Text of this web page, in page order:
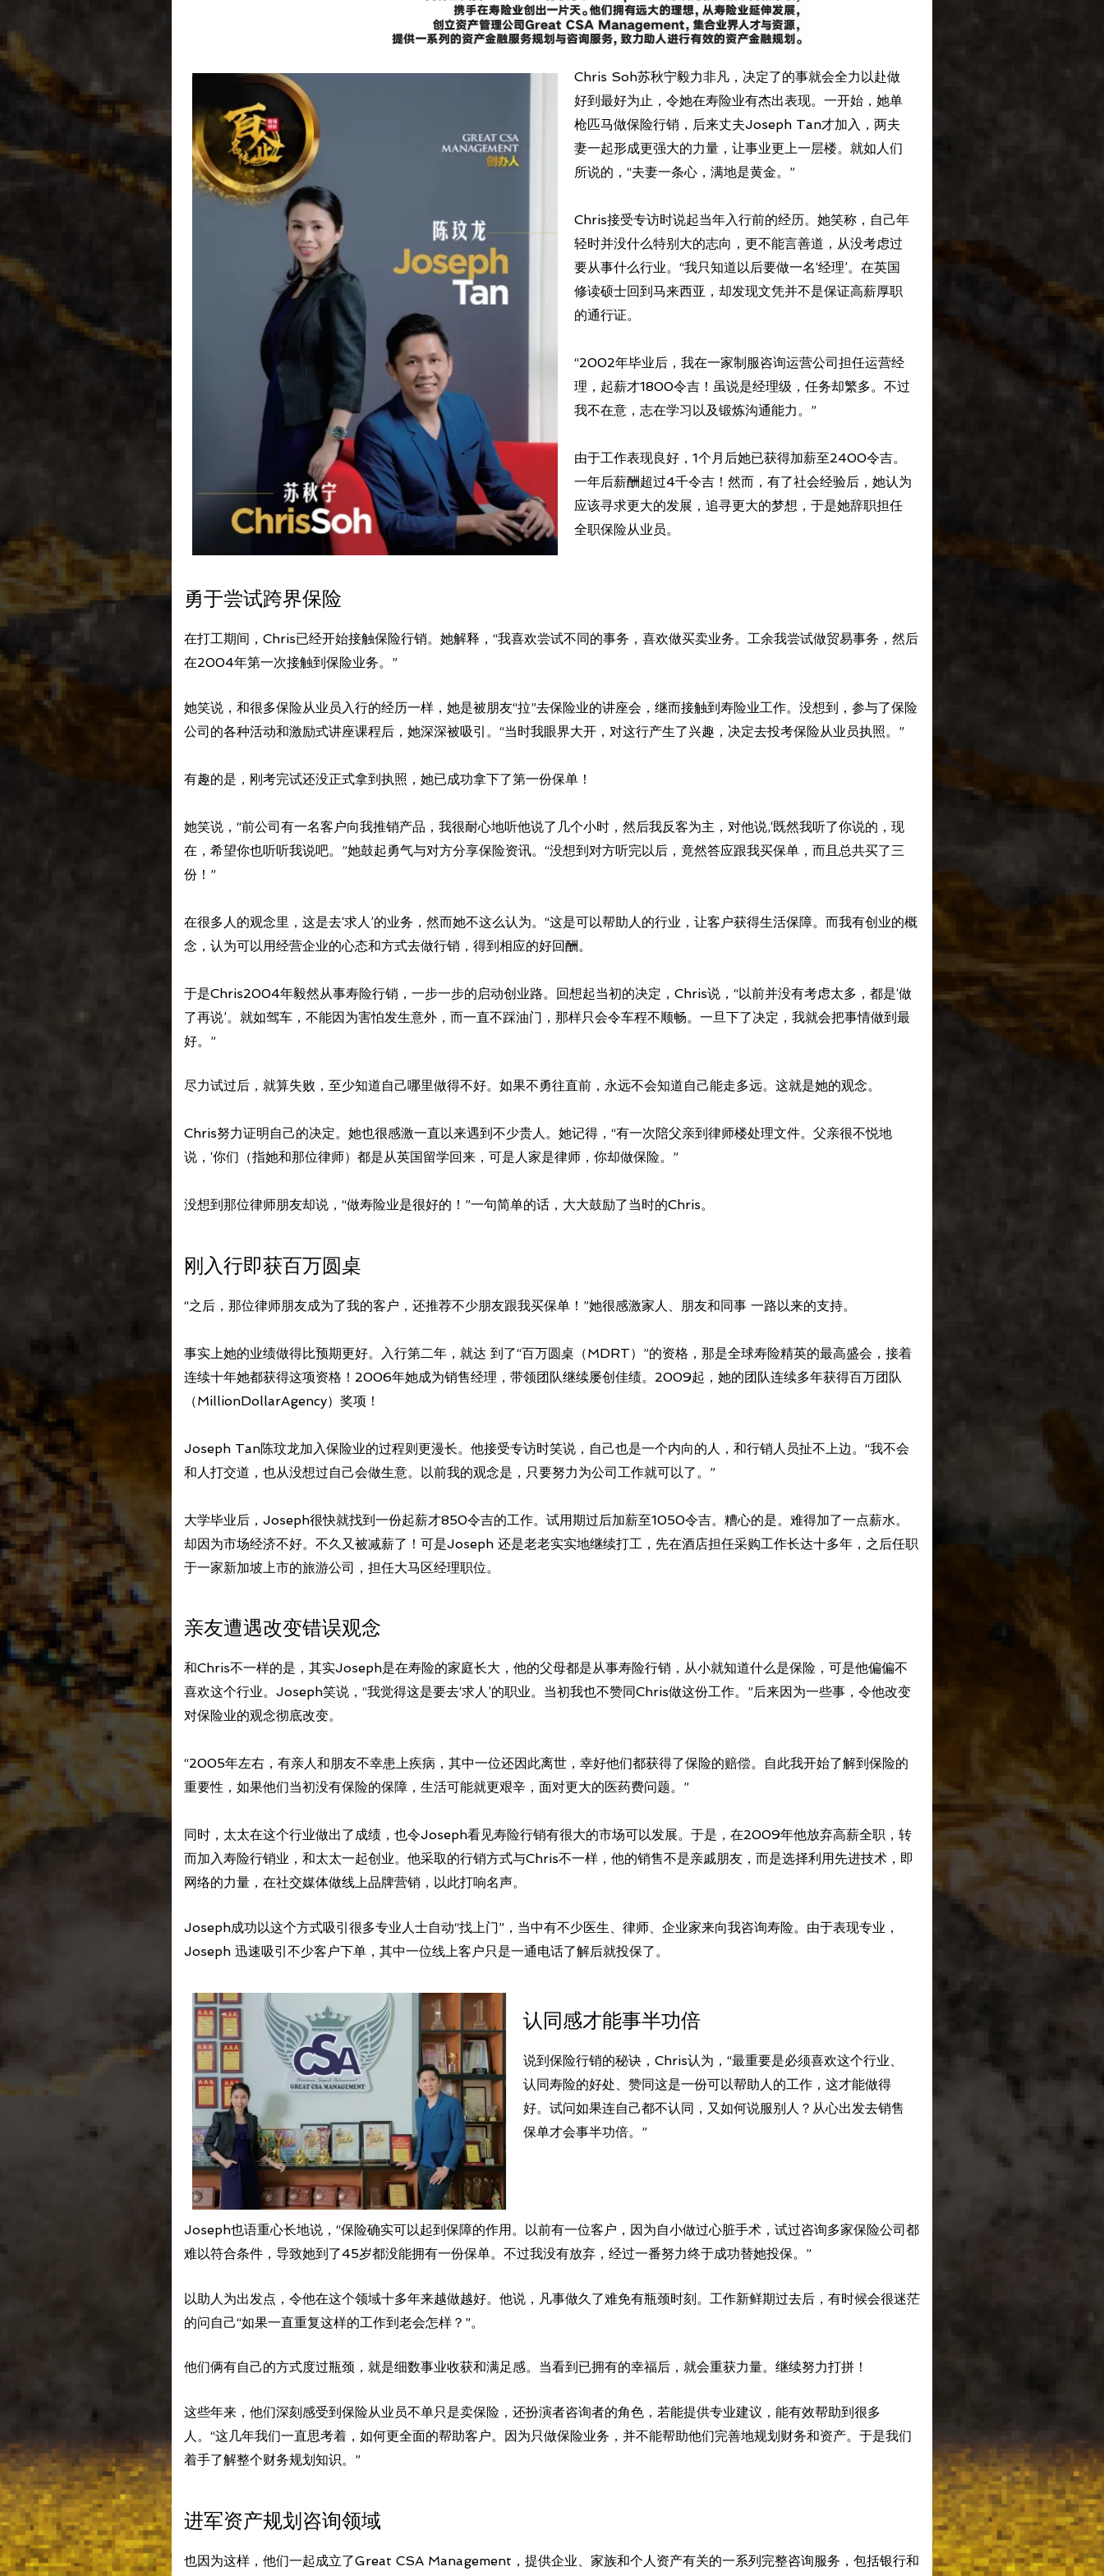
Chris Soh苏秋宁毅力非凡，决定了的事就会全力以赴做
好到最好为止，令她在寿险业有杰出表现。一开始，她单
枪匹马做保险行销，后来丈夫Joseph Tan才加入，两夫
妻一起形成更强大的力量，让事业更上一层楼。就如人们
所说的，“夫妻一条心，满地是黄金。”
Chris接受专访时说起当年入行前的经历。她笑称，自己年
轻时并没什么特别大的志向，更不能言善道，从没考虑过
要从事什么行业。“我只知道以后要做一名‘经理’。在英国
修读硕士回到马来西亚，却发现文凭并不是保证高薪厚职
的通行证。
“2002年毕业后，我在一家制服咨询运营公司担任运营经
理，起薪才1800令吉！虽说是经理级，任务却繁多。不过
我不在意，志在学习以及锻炼沟通能力。”
由于工作表现良好，1个月后她已获得加薪至2400令吉。
一年后薪酬超过4千令吉！然而，有了社会经验后，她认为
应该寻求更大的发展，追寻更大的梦想，于是她辞职担任
全职保险从业员。
勇于尝试跨界保险
在打工期间，Chris已经开始接触保险行销。她解释，“我喜欢尝试不同的事务，喜欢做买卖业务。工余我尝试做贸易事务，然后
在2004年第一次接触到保险业务。”
她笑说，和很多保险从业员入行的经历一样，她是被朋友“拉”去保险业的讲座会，继而接触到寿险业工作。没想到，参与了保险
公司的各种活动和激励式讲座课程后，她深深被吸引。“当时我眼界大开，对这行产生了兴趣，决定去投考保险从业员执照。”
有趣的是，刚考完试还没正式拿到执照，她已成功拿下了第一份保单！
她笑说，“前公司有一名客户向我推销产品，我很耐心地听他说了几个小时，然后我反客为主，对他说,‘既然我听了你说的，现
在，希望你也听听我说吧。”她鼓起勇气与对方分享保险资讯。“没想到对方听完以后，竟然答应跟我买保单，而且总共买了三
份！”
在很多人的观念里，这是去‘求人’的业务，然而她不这么认为。“这是可以帮助人的行业，让客户获得生活保障。而我有创业的概
念，认为可以用经营企业的心态和方式去做行销，得到相应的好回酬。
于是Chris2004年毅然从事寿险行销，一步一步的启动创业路。回想起当初的决定，Chris说，“以前并没有考虑太多，都是‘做
了再说’。就如驾车，不能因为害怕发生意外，而一直不踩油门，那样只会令车程不顺畅。一旦下了决定，我就会把事情做到最
好。”
尽力试过后，就算失败，至少知道自己哪里做得不好。如果不勇往直前，永远不会知道自己能走多远。这就是她的观念。
Chris努力证明自己的决定。她也很感激一直以来遇到不少贵人。她记得，“有一次陪父亲到律师楼处理文件。父亲很不悦地
说，‘你们（指她和那位律师）都是从英国留学回来，可是人家是律师，你却做保险。”
没想到那位律师朋友却说，“做寿险业是很好的！”一句简单的话，大大鼓励了当时的Chris。
刚入行即获百万圆桌
“之后，那位律师朋友成为了我的客户，还推荐不少朋友跟我买保单！”她很感激家人、朋友和同事 一路以来的支持。
事实上她的业绩做得比预期更好。入行第二年，就达 到了“百万圆桌（MDRT）”的资格，那是全球寿险精英的最高盛会，接着
连续十年她都获得这项资格！2006年她成为销售经理，带领团队继续屡创佳绩。2009起，她的团队连续多年获得百万团队
（MillionDollarAgency）奖项！
Joseph Tan陈玟龙加入保险业的过程则更漫长。他接受专访时笑说，自己也是一个内向的人，和行销人员扯不上边。“我不会
和人打交道，也从没想过自己会做生意。以前我的观念是，只要努力为公司工作就可以了。”
大学毕业后，Joseph很快就找到一份起薪才850令吉的工作。试用期过后加薪至1050令吉。糟心的是。难得加了一点薪水。
却因为市场经济不好。不久又被减薪了！可是Joseph 还是老老实实地继续打工，先在酒店担任采购工作长达十多年，之后任职
于一家新加坡上市的旅游公司，担任大马区经理职位。
亲友遭遇改变错误观念
和Chris不一样的是，其实Joseph是在寿险的家庭长大，他的父母都是从事寿险行销，从小就知道什么是保险，可是他偏偏不
喜欢这个行业。Joseph笑说，“我觉得这是要去‘求人’的职业。当初我也不赞同Chris做这份工作。”后来因为一些事，令他改变
对保险业的观念彻底改变。
“2005年左右，有亲人和朋友不幸患上疾病，其中一位还因此离世，幸好他们都获得了保险的赔偿。自此我开始了解到保险的
重要性，如果他们当初没有保险的保障，生活可能就更艰辛，面对更大的医药费问题。”
同时，太太在这个行业做出了成绩，也令Joseph看见寿险行销有很大的市场可以发展。于是，在2009年他放弃高薪全职，转
而加入寿险行销业，和太太一起创业。他采取的行销方式与Chris不一样，他的销售不是亲戚朋友，而是选择利用先进技术，即
网络的力量，在社交媒体做线上品牌营销，以此打响名声。
Joseph成功以这个方式吸引很多专业人士自动“找上门”，当中有不少医生、律师、企业家来向我咨询寿险。由于表现专业，
Joseph 迅速吸引不少客户下单，其中一位线上客户只是一通电话了解后就投保了。
认同感才能事半功倍
说到保险行销的秘诀，Chris认为，“最重要是必须喜欢这个行业、
认同寿险的好处、赞同这是一份可以帮助人的工作，这才能做得
好。试问如果连自己都不认同，又如何说服别人？从心出发去销售
保单才会事半功倍。”
Joseph也语重心长地说，“保险确实可以起到保障的作用。以前有一位客户，因为自小做过心脏手术，试过咨询多家保险公司都
难以符合条件，导致她到了45岁都没能拥有一份保单。不过我没有放弃，经过一番努力终于成功替她投保。”
以助人为出发点，令他在这个领域十多年来越做越好。他说，凡事做久了难免有瓶颈时刻。工作新鲜期过去后，有时候会很迷茫
的问自己“如果一直重复这样的工作到老会怎样？”。
他们俩有自己的方式度过瓶颈，就是细数事业收获和满足感。当看到已拥有的幸福后，就会重获力量。继续努力打拼！
这些年来，他们深刻感受到保险从业员不单只是卖保险，还扮演者咨询者的角色，若能提供专业建议，能有效帮助到很多
人。“这几年我们一直思考着，如何更全面的帮助客户。因为只做保险业务，并不能帮助他们完善地规划财务和资产。于是我们
着手了解整个财务规划知识。”
进军资产规划咨询领域
也因为这样，他们一起成立了Great CSA Management，提供企业、家族和个人资产有关的一系列完整咨询服务，包括银行和